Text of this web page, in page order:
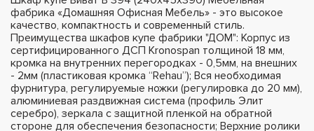
фабрика «Домашняя Офисная Мебель» - это высокое
качество, компактность и современный стиль.
Преимущества шкафов купе фабрики "ДОМ": Корпус из
сертифицированного ДСП Kronospan толщиной 18 мм,
кромка на внутренних перегородках - 0,5мм, на внешних
- 2мм (пластиковая кромка “Rehau”); Вся необходимая
фурнитура, регулируемые ножки (регулировка до 20 мм),
алюминиевая раздвижная система (профиль Элит
серебро), зеркала с защитной пленкой на обратной
стороне для обеспечения безопасности; Верхние ролики